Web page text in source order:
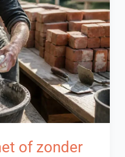
of zonder